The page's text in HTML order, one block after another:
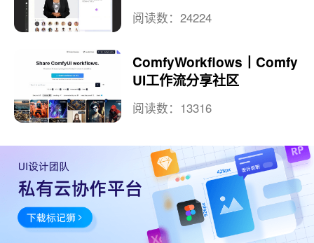
阅读数：24224
ComfyWorkflows丨Comfy
UI工作流分享社区
阅读数：13316